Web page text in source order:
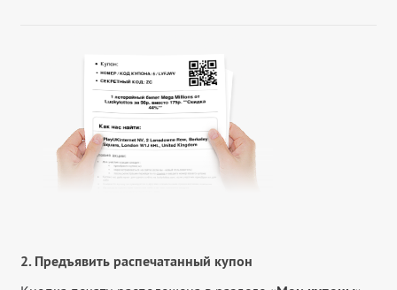
2. Предъявить распечатанный купон